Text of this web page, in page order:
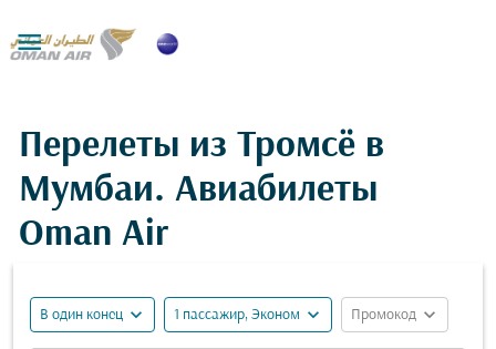

Перелеты из Тромсё в
Мумбаи. Авиабилеты
Oman Air
В один конец expand_more 1 пассажир, Эконом expand_more Промокод expand_more